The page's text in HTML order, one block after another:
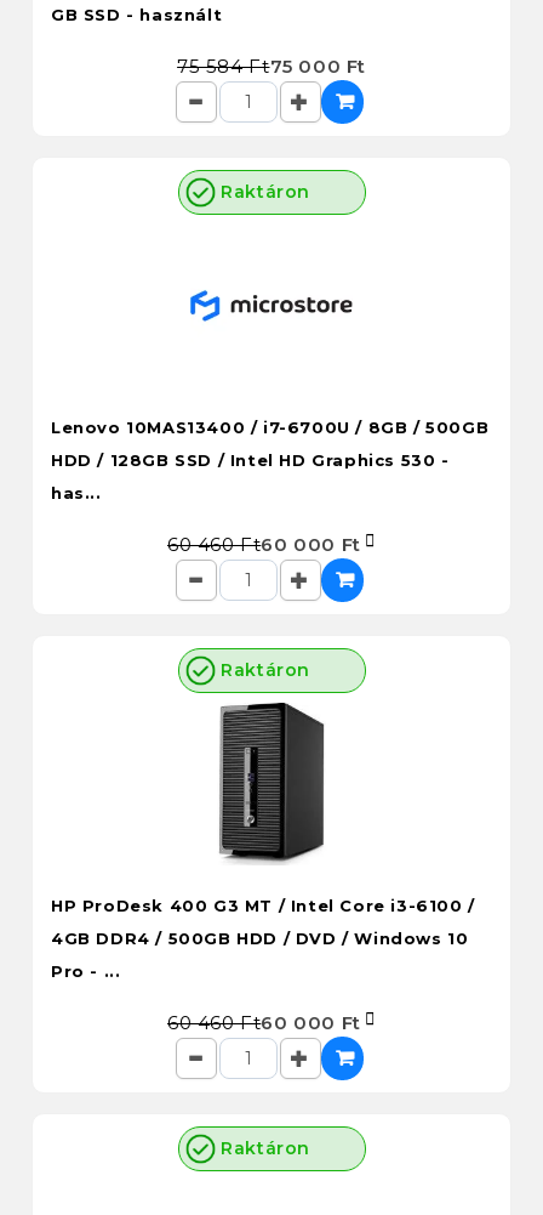
GB SSD - használt
75 584 Ft75 000 Ft
Raktáron
Lenovo 10MAS13400 / i7-6700U / 8GB / 500GB
HDD / 128GB SSD / Intel HD Graphics 530 -
has...
60 460 Ft60 000 Ft
Raktáron
HP ProDesk 400 G3 MT / Intel Core i3-6100 /
4GB DDR4 / 500GB HDD / DVD / Windows 10
Pro - ...
60 460 Ft60 000 Ft
Raktáron